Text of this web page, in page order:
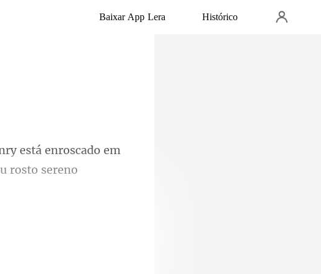
Baixar App Lera Histórico
oscado em